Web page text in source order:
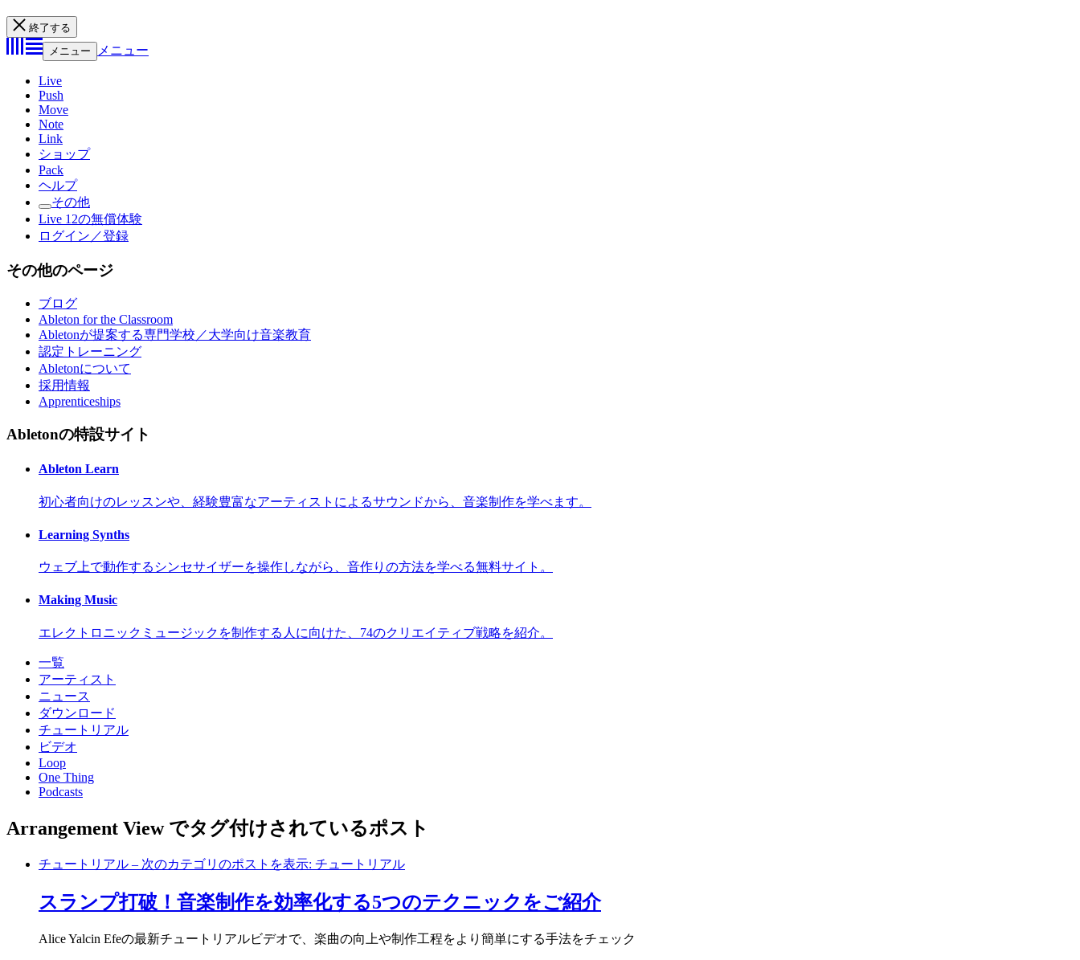
終了する
メニュー
メニュー
Live
Push
Move
Note
Link
ショップ
Pack
ヘルプ
その他
Live 12の無償体験
ログイン／登録
その他のページ
ブログ
Ableton for the Classroom
Abletonが提案する専門学校／大学向け音楽教育
認定トレーニング
Abletonについて
採用情報
Apprenticeships
Abletonの特設サイト
Ableton Learn
初心者向けのレッスンや、経験豊富なアーティストによるサウンドから、音楽制作を学べます。
Learning Synths
ウェブ上で動作するシンセサイザーを操作しながら、音作りの方法を学べる無料サイト。
Making Music
エレクトロニックミュージックを制作する人に向けた、74のクリエイティブ戦略を紹介。
一覧
アーティスト
ニュース
ダウンロード
チュートリアル
ビデオ
Loop
One Thing
Podcasts
Arrangement View でタグ付けされているポスト
チュートリアル – 次のカテゴリのポストを表示: チュートリアル
スランプ打破！音楽制作を効率化する5つのテクニックをご紹介
Alice Yalcin Efeの最新チュートリアルビデオで、楽曲の向上や制作工程をより簡単にする手法をチェック